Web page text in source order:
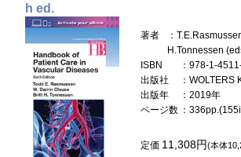
h ed.
著者
：
H.Tonnessen
ISBN
：978-1-
出版社
：WOLTERS
出版年
：2019年
ページ数 ：
定価 11,308円(本体